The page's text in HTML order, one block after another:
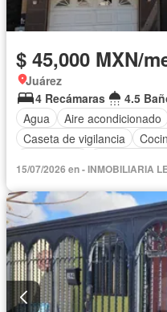
$ 45,000 MXN/
Juárez
4 Recámaras
4.5
Agua
Aire acondicionado
Caseta de vigilancia
Recámara con closet
15/07/2026 en - INMOBILIARIA